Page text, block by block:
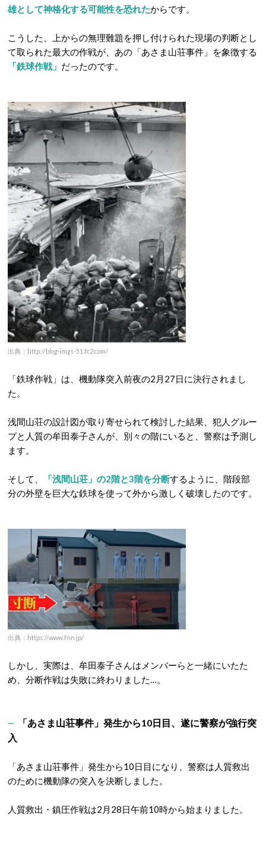
雄として神格化する可能性を恐れたからです。
こうした、上からの無理難題を押し付けられた現場の判断とし
て取られた最大の作戦が、あの「あさま山荘事件」を象徴する
「鉄球作戦」 だったのです。
出典：http://blog-imgs-51.fc2.com/
「鉄球作戦」は、機動隊突入前夜の2月27日に決行されまし
た。
浅間山荘の設計図が取り寄せられて検討した結果、犯人グルー
プと人質の牟田泰子さんが、別々の階にいると、警察は予測し
ます。
そして、 「浅間山荘」の2階と3階を分断するように、階段部
分の外壁を巨大な鉄球を使って外から激しく破壊したのです。
出典：https://www.fnn.jp/
しかし、実際は、牟田泰子さんはメンバーらと一緒にいたた
め、分断作戦は失敗に終わりました…。
「あさま山荘事件」発生から10日目、遂に警察が強行突
入
「あさま山荘事件」発生から10日目になり、警察は人質救出
のために機動隊の突入を決断しました。
人質救出・鎮圧作戦は2月28日午前10時から始まりました。